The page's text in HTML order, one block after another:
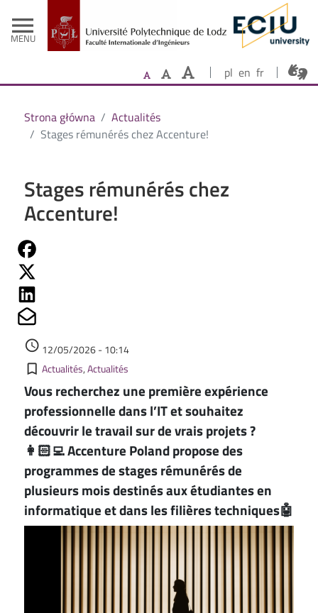
menu
MENU
- Accueil
pl en fr
Strona główna
Actualités
Stages rémunérés chez Accenture!
Stages rémunérés chez
Accenture!
access_time 12/05/2026 - 10:14
bookmark_border Kategorie
Actualités Actualités
Vous recherchez une première expérience
professionnelle dans l’IT et souhaitez
découvrir le travail sur de vrais projets ?
👩🏻‍💻 Accenture Poland propose des
programmes de stages rémunérés de
plusieurs mois destinés aux étudiantes en
informatique et dans les filières techniques🤖